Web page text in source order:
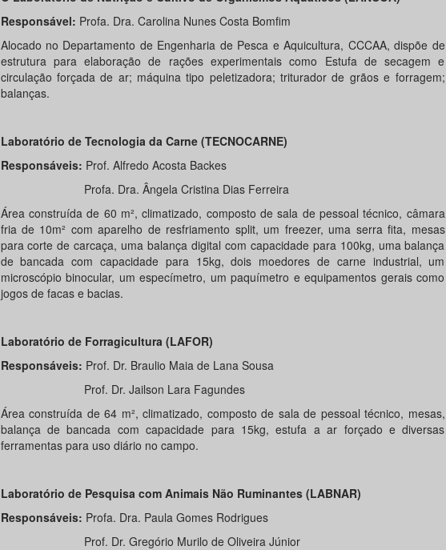
Responsável: Profa. Dra. Carolina Nunes Costa Bomfim
Alocado no Departamento de Engenharia de Pesca e Aquicultura, CCCAA, dispõe de
estrutura para elaboração de rações experimentais como Estufa de secagem e
circulação forçada de ar; máquina tipo peletizadora; triturador de grãos e forragem;
balanças.
Laboratório de Tecnologia da Carne (TECNOCARNE)
Responsáveis: Prof. Alfredo Acosta Backes
Profa. Dra. Ângela Cristina Dias Ferreira
Área construída de 60 m², climatizado, composto de sala de pessoal técnico, câmara
fria de 10m² com aparelho de resfriamento split, um freezer, uma serra fita, mesas
para corte de carcaça, uma balança digital com capacidade para 100kg, uma balança
de bancada com capacidade para 15kg, dois moedores de carne industrial, um
microscópio binocular, um especímetro, um paquímetro e equipamentos gerais como
jogos de facas e bacias.
Laboratório de Forragicultura (LAFOR)
Responsáveis: Prof. Dr. Braulio Maia de Lana Sousa
Prof. Dr. Jailson Lara Fagundes
Área construída de 64 m², climatizado, composto de sala de pessoal técnico, mesas,
balança de bancada com capacidade para 15kg, estufa a ar forçado e diversas
ferramentas para uso diário no campo.
Laboratório de Pesquisa com Animais Não Ruminantes (LABNAR)
Responsáveis: Profa. Dra. Paula Gomes Rodrigues
Prof. Dr. Gregório Murilo de Oliveira Júnior